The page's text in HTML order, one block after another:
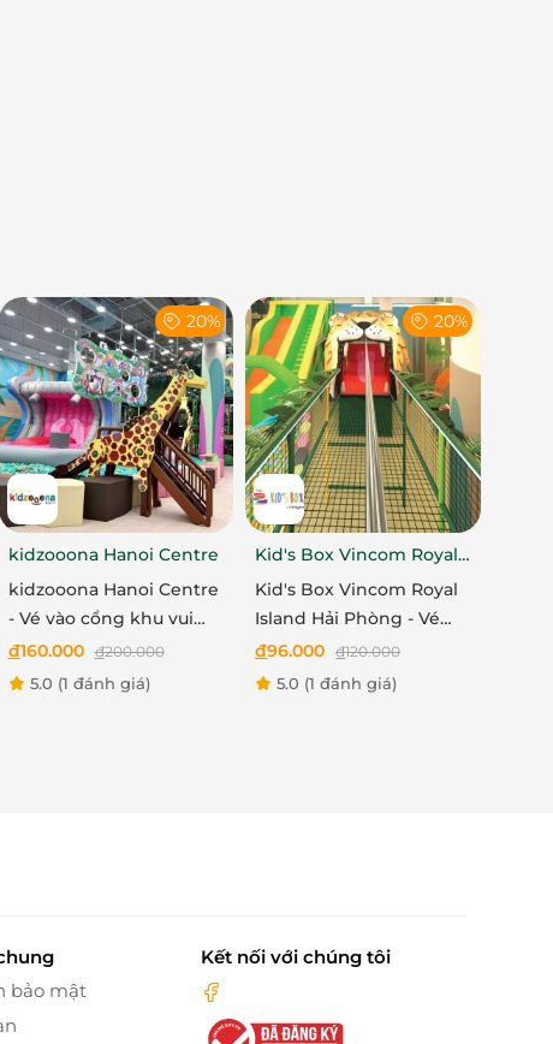
20%
kidzooona Hanoi Centre
kidzooona Hanoi Centre
- Vé vào cổng khu vui
chơi bao gồm Lễ Tết
đ160.000 đ200.000
5.0 (1 đánh giá)
20%
Kid's Box Vincom Royal
Island Hải Phòng
Kid's Box Vincom Royal
Island Hải Phòng - Vé
vào cổng khu vui chơi
bao gồm Lễ Tết
đ96.000 đ120.000
5.0 (1 đánh giá)
bảo mật
Kết nối với chúng tôi